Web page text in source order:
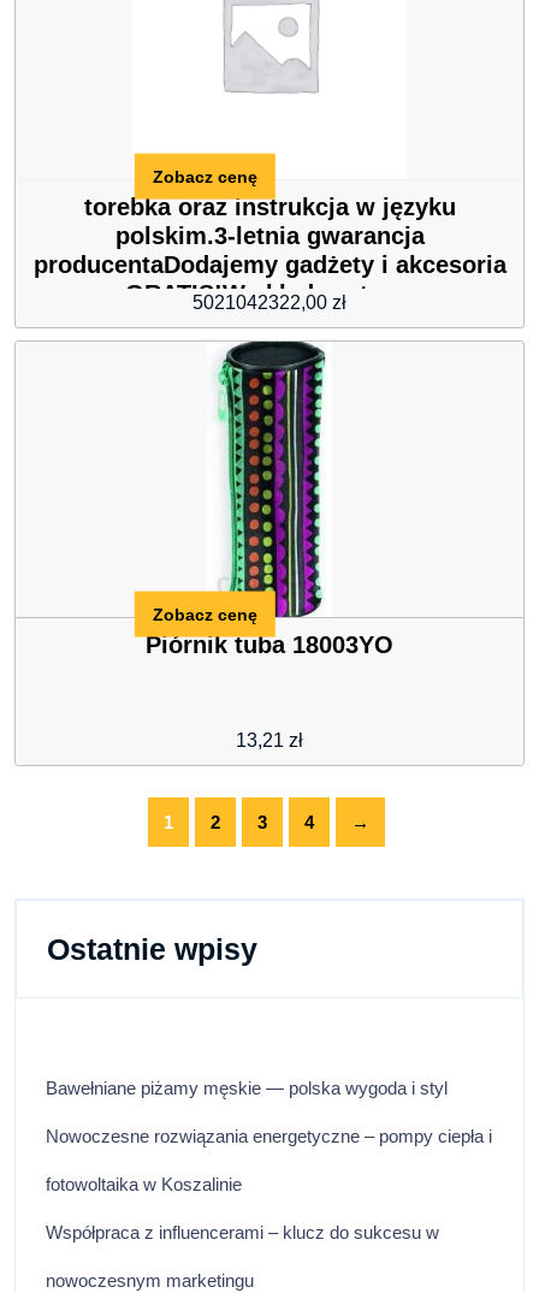
torebka oraz instrukcja w języku
polskim.3-letnia gwarancja
producentaDodajemy gadżety i akcesoria
GRATIS!W skład zestawu
wchodzi:Oryginalny zegarek Orient od
oficjalnego polskiego dystrybutora Poljot
EuroOryginalne pudełko
5021042322,00 zł
Zobacz cenę
Piórnik tuba 18003YO
13,21 zł
Zobacz cenę
1 2 3 4 →
Ostatnie wpisy
Bawełniane piżamy męskie — polska wygoda i styl
Nowoczesne rozwiązania energetyczne – pompy ciepła i
fotowoltaika w Koszalinie
Współpraca z influencerami – klucz do sukcesu w
nowoczesnym marketingu